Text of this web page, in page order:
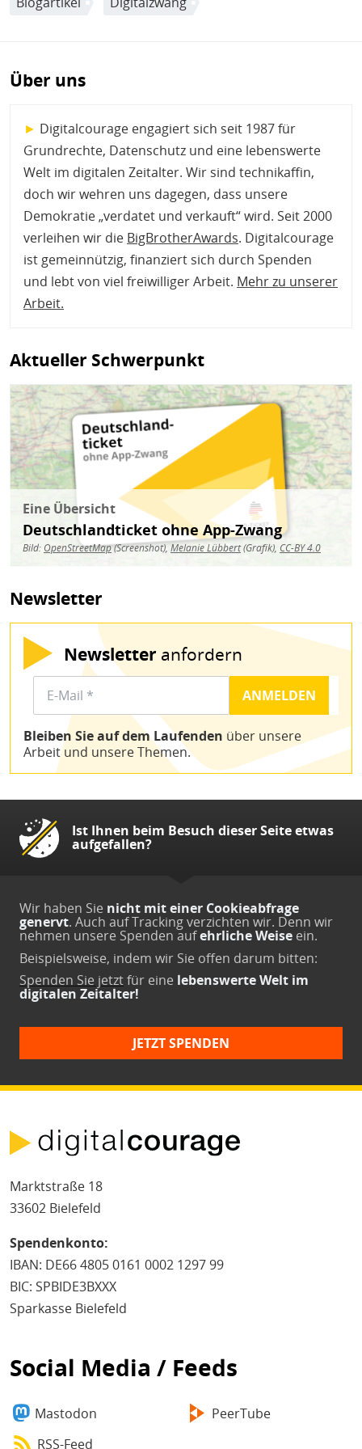
Über uns
► Digitalcourage engagiert sich seit 1987 für
Grundrechte, Datenschutz und eine lebenswerte
Welt im digitalen Zeitalter. Wir sind technikaffin,
doch wir wehren uns dagegen, dass unsere
Demokratie „verdatet und verkauft“ wird. Seit 2000
verleihen wir die BigBrotherAwards. Digitalcourage
ist gemeinnützig, finanziert sich durch Spenden
und lebt von viel freiwilliger Arbeit. Mehr zu unserer
Arbeit.
Aktueller Schwerpunkt
Bild
Eine Übersicht
Deutschlandticket ohne App-Zwang
Bild: OpenStreetMap(Screenshot),Melanie Lübbert(Grafik), CC-BY 4.0
Newsletter
Newsletter anfordern
Bleiben Sie auf dem Laufenden über unsere
Arbeit und unsere Themen.
Ist Ihnen beim Besuch dieser Seite etwas
aufgefallen?
Wir haben Sie nicht mit einer Cookieabfrage
genervt. Auch auf Tracking verzichten wir. Denn wir
nehmen unsere Spenden aufehrliche Weise ein.
Beispielsweise, indem wir Sie offen darum bitten:
Spenden Sie jetztfür eine lebenswerte Welt im
digitalen Zeitalter!
JETZT SPENDEN
Marktstraße 18
33602 Bielefeld
Spendenkonto:
IBAN: DE66 4805 0161 0002 1297 99
BIC: SPBIDE3BXXX
Sparkasse Bielefeld
Social Media / Feeds
Mastodon
PeerTube
RSS-Feed